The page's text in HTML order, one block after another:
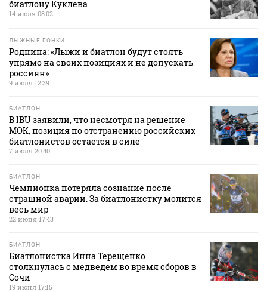
биатлону Куклева
14 июля 08:02
ЛЫЖНЫЕ ГОНКИ
Роднина: «Лыжи и биатлон будут стоять
упрямо на своих позициях и не допускать
россиян»
9 июля 12:39
БИАТЛОН
В IBU заявили, что несмотря на решение
МОК, позиция по отстранению российских
биатлонистов остается в силе
7 июля 20:40
БИАТЛОН
Чемпионка потеряла сознание после
страшной аварии. За биатлонистку молится
весь мир
22 июня 17:43
БИАТЛОН
Биатлонистка Инна Терещенко
столкнулась с медведем во время сборов в
Сочи
19 июня 17:15